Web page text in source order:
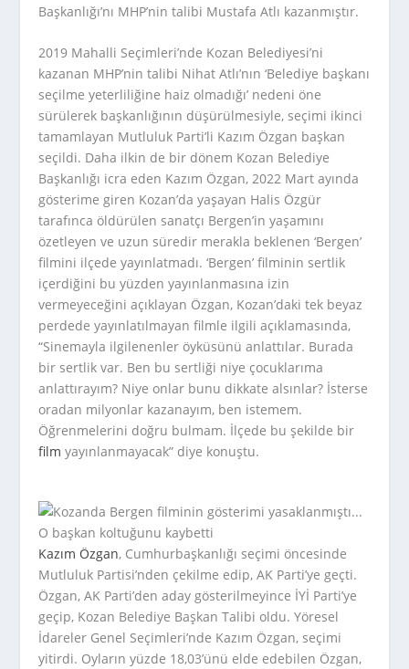
Başkanlığı’nı MHP’nin talibi Mustafa Atlı kazanmıştır.
2019 Mahalli Seçimleri’nde Kozan Belediyesi’ni
kazanan MHP’nin talibi Nihat Atlı’nın ‘Belediye başkanı
seçilme yeterliliğine haiz olmadığı’ nedeni öne
sürülerek başkanlığının düşürülmesiyle, seçimi ikinci
tamamlayan Mutluluk Parti’li Kazım Özgan başkan
seçildi. Daha ilkin de bir dönem Kozan Belediye
Başkanlığı icra eden Kazım Özgan, 2022 Mart ayında
gösterime giren Kozan’da yaşayan Halis Özgür
tarafınca öldürülen sanatçı Bergen’in yaşamını
özetleyen ve uzun süredir merakla beklenen ‘Bergen’
filmini ilçede yayınlatmadı. ‘Bergen’ filminin sertlik
içerdiğini bu yüzden yayınlanmasına izin
vermeyeceğini açıklayan Özgan, Kozan’daki tek beyaz
perdede yayınlatılmayan filmle ilgili açıklamasında,
“Sinemayla ilgilenenler öyküsünü anlattılar. Burada
bir sertlik var. Ben bu sertliği niye çocuklarıma
anlattırayım? Niye onlar bunu dikkate alsınlar? İsterse
oradan milyonlar kazanayım, ben istemem.
Öğrenmelerini doğru bulmam. İlçede bu şekilde bir
film yayınlanmayacak” diye konuştu.
Kazım Özgan, Cumhurbaşkanlığı seçimi öncesinde
Mutluluk Partisi’nden çekilme edip, AK Parti’ye geçti.
Özgan, AK Parti’den aday gösterilmeyince İYİ Parti’ye
geçip, Kozan Belediye Başkan Talibi oldu. Yöresel
İdareler Genel Seçimleri’nde Kazım Özgan, seçimi
yitirdi. Oyların yüzde 18,03’ünü elde edebilen Özgan,